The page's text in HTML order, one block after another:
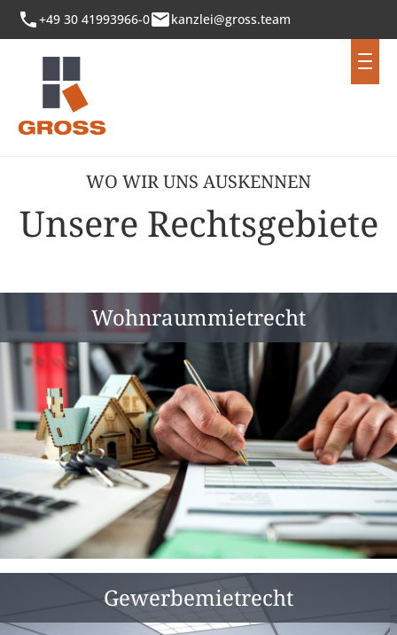
phone+49 30 41993966-0mailkanzlei@gross.team
WO WIR UNS AUSKENNEN
Unsere Rechtsgebiete
Wohnraummietrecht
Gewerbemietrecht